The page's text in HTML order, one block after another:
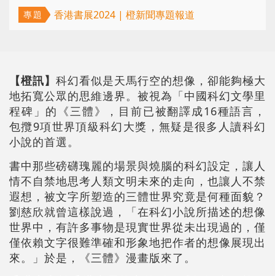
專題 香港書展2024 | 橙新聞專題報道
【橙訊】 科幻看似是天馬行空的想像，卻能夠極大
地拓寬公眾的思維邊界。被視為「中國科幻文學里
程碑」的《三體》，目前已被翻譯成16種語言，
包攬9項世界頂級科幻大獎，無疑是很多人讀科幻
小說的首選。
書中那些磅礴瑰麗的場景與燒腦的科幻設定，讓人
情不自禁地思考人類文明未來的走向，也讓人不禁
遐想，被文字所塑造的三體世界究竟是何種面貌？
劉慈欣就曾這樣說過，「在科幻小說所描述的想像
世界中，有許多事物是現實世界從未出現過的，僅
僅依賴文字很難準確和形象地把作者的想像展現出
來。」於是，《三體》漫畫版來了。